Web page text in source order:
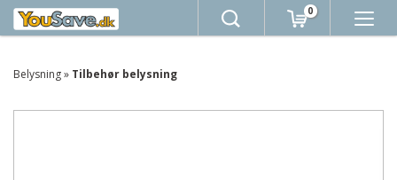
0
Belysning» Tilbehør belysning